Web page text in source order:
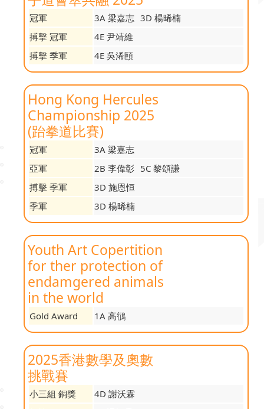
冠軍 3A 梁嘉志 3D 楊晞楠
搏擊 冠軍
4E 尹靖維
搏擊 季軍
4E 吳浠頤
Hong Kong Hercules
Championship 2025
(跆拳道比賽)
冠軍
3A 梁嘉志
亞軍
2B 李偉彰 5C 黎頌謙
搏擊 季軍
3D 施恩恒
季軍
3D 楊晞楠
Youth Art Copertition
for ther protection of
endamgered animals
in the world
Gold Award 1A 高鴴
2025香港數學及奧數
挑戰賽
小三組 銅獎
4D 謝沃霖